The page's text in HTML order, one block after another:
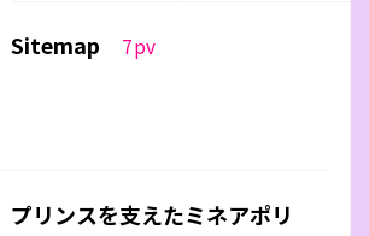
Sitemap 7pv
プリンスを支えたミネアポリ